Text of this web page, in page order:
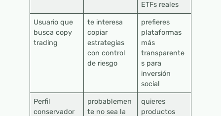
ETFs reales
Usuario que
busca copy
trading
te interesa
copiar
estrategias
con control
de riesgo
prefieres
plataformas
más
transparente
s para
inversión
social
Perfil
conservador
probablemen
te no sea la
quieres
productos